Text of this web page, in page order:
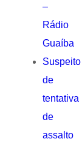
–
Rádio
Guaíba
Suspeito
de
tentativa
de
assalto